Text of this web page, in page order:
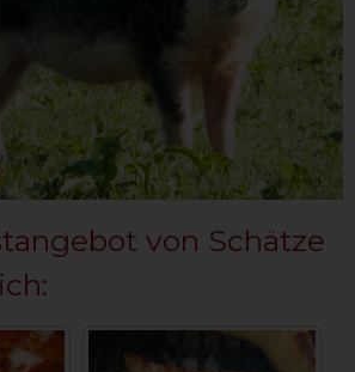
von Schätze